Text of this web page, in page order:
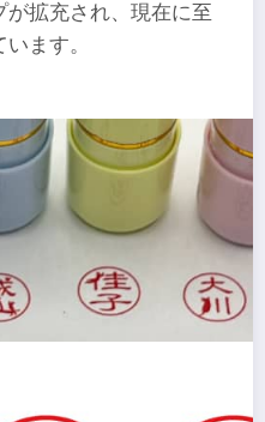
拡充され、現在に至
ます。